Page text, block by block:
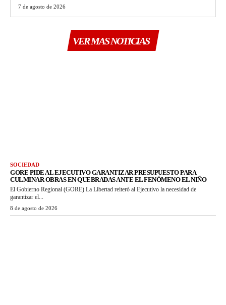
7 de agosto de 2026
VER MAS NOTICIAS
SOCIEDAD
GORE PIDE AL EJECUTIVO GARANTIZAR PRESUPUESTO PARA
CULMINAR OBRAS EN QUEBRADAS ANTE EL FENÓMENO EL NIÑO
El Gobierno Regional (GORE) La Libertad reiteró al Ejecutivo la necesidad de
garantizar el...
8 de agosto de 2026